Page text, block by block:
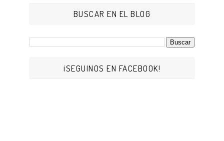
BUSCAR EN EL BLOG
¡SEGUINOS EN FACEBOOK!